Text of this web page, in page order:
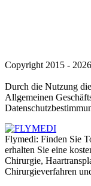
Copyright 2015 -
Durch die Nutzung
Allgemeinen
Flymedi: Finden Sie
erhalten Sie eine
Chirurgie,
Chirurgieverfahren